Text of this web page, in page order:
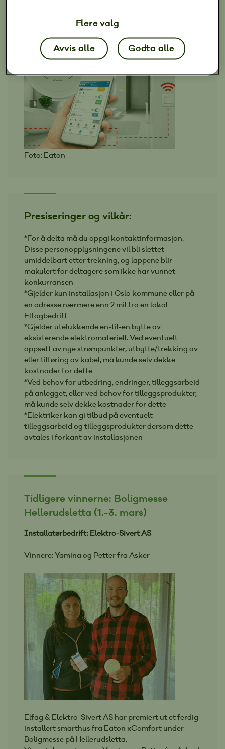
Foto: Eaton
Presiseringer og vilkår:
*For å delta må du oppgi kontaktinformasjon.
Disse personopplysningene vil bli slettet
umiddelbart etter trekning, og lappene blir
makulert for deltagere som ikke har vunnet
konkurransen
*Gjelder kun installasjon i Oslo kommune eller på
en adresse nærmere enn 2 mil fra en lokal
Elfagbedrift
*Gjelder utelukkende en-til-en bytte av
eksisterende elektromateriell. Ved eventuelt
oppsett av nye strømpunkter, utbytte/trekking av
eller tilføring av kabel, må kunde selv dekke
kostnader for dette
*Ved behov for utbedring, endringer, tilleggsarbeid
på anlegget, eller ved behov for tilleggsprodukter,
må kunde selv dekke kostnader for dette
*Elektriker kan gi tilbud på eventuelt
tilleggsarbeid og tilleggsprodukter dersom dette
avtales i forkant av installasjonen
Tidligere vinnerne: Boligmesse
Hellerudsletta (1.-3. mars)
Installatørbedrift: Elektro-Sivert AS
Vinnere: Yamina og Petter fra Asker
Elfag & Elektro-Sivert AS har premiert ut et ferdig
installert smarthus fra Eaton xComfort under
Boligmesse på Hellerudsletta.
Flere valg
Avvis alle Godta alle